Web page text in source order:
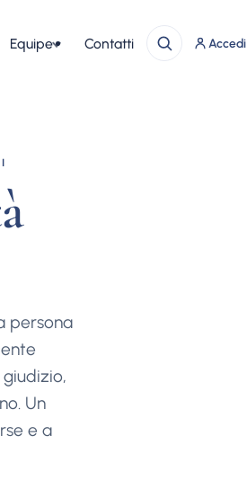
Equipe Contatti Accedi
persona
Un
e a